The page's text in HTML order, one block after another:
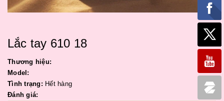
Lắc tay 610 18
Thương hiệu:
Model:
Tình trạng: Hết hàng
Đánh giá: